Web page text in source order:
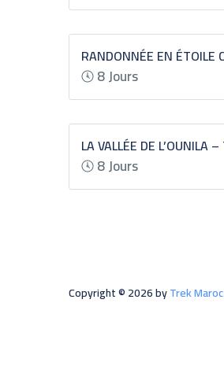
RANDONNÉE EN ÉTOILE
8 Jours
LA VALLÉE DE L’OUNILA
8 Jours
Copyright © 2026 byTrek